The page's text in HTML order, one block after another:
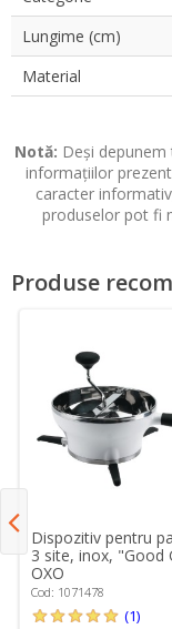
Lungime (cm)
Material
Notă: Deși
informațiilor
caracter
produselor pot fi
Produse
Dispozitiv pentru
3 site, inox, "Good
OXO
Cod: 1071478
(1)